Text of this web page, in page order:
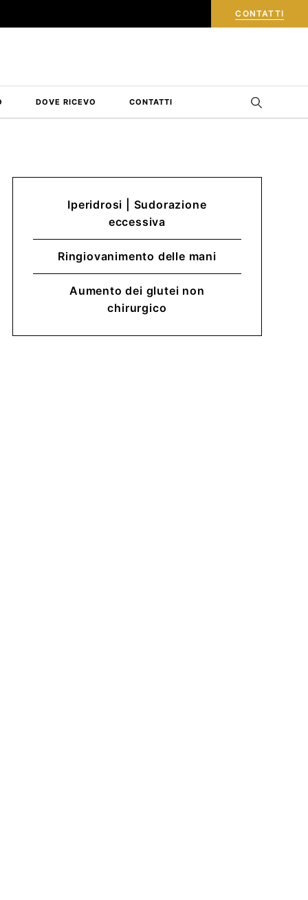
CONTATTI
DOVE RICEVO CONTATTI
Iperidrosi | Sudorazione
eccessiva
Ringiovanimento delle mani
Aumento dei glutei non
chirurgico
R
i
c
h
i
e
d
i
in
f
o
r
m
a
z
i
o
n
i